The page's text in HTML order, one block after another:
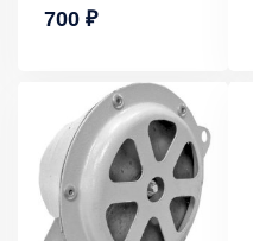
700 ₽